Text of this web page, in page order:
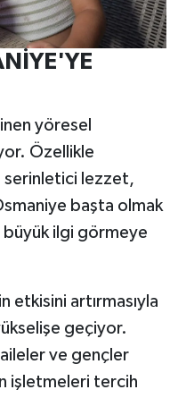
yöresel
Özellikle
serinletici lezzet,
başta olmak
ilgi görmeye
etkisini artırmasıyla
geçiyor.
ve gençler
işletmeleri tercih